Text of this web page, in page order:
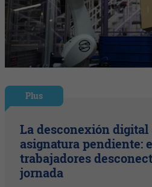
Plus
La desconexión digital
asignatura pendiente:
trabajadores
jornada